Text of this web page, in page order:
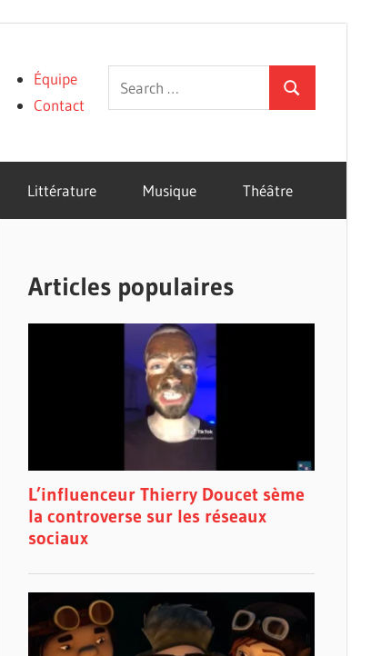
Search
for:
Search
Équipe
Contact
Littérature Musique Théâtre
Articles populaires